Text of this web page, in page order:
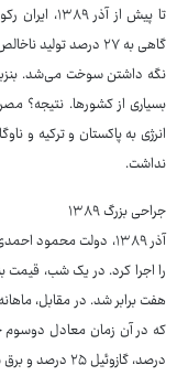
تا پیش از
گاهی به ۲۷ درصد
نگه داشتن سوخت می‌شد.
بسیاری از کشورها. نتیجه؟
انرژی به پاکستان و ترکیه و
نداشت.
جراحی بزرگ ۱۳۸۹
آذر ۱۳۸۹، دولت